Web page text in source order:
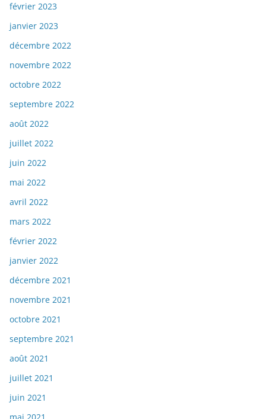
février 2023
janvier 2023
décembre 2022
novembre 2022
octobre 2022
septembre 2022
août 2022
juillet 2022
juin 2022
mai 2022
avril 2022
mars 2022
février 2022
janvier 2022
décembre 2021
novembre 2021
octobre 2021
septembre 2021
août 2021
juillet 2021
juin 2021